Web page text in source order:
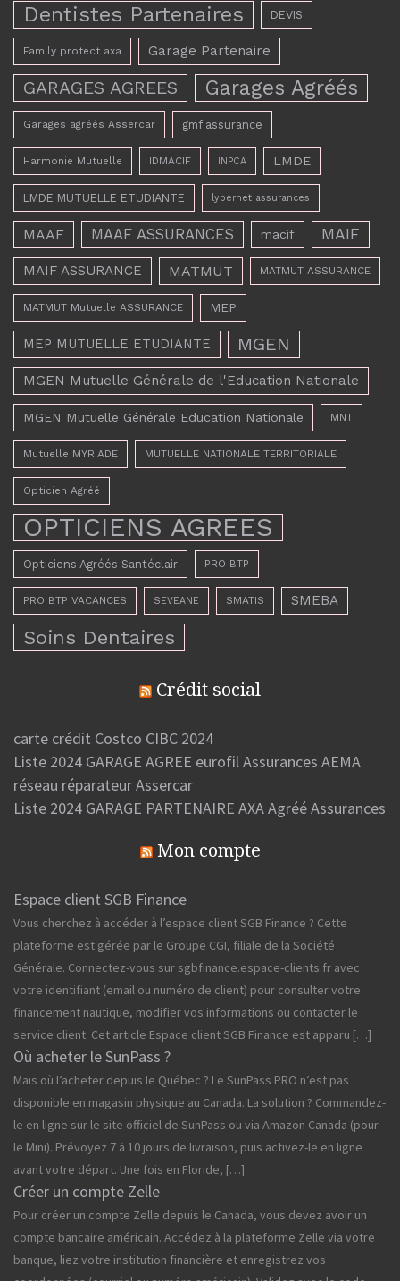
Dentistes Partenaires DEVIS
Family protect axa Garage Partenaire
GARAGES AGREES Garages Agréés
Garages agréés Assercar gmf assurance
Harmonie Mutuelle IDMACIF INPCA LMDE
LMDE MUTUELLE ETUDIANTE lybernet assurances
MAAF MAAF ASSURANCES macif MAIF
MAIF ASSURANCE MATMUT MATMUT ASSURANCE
MATMUT Mutuelle ASSURANCE MEP
MEP MUTUELLE ETUDIANTE MGEN
MGEN Mutuelle Générale de l'Education Nationale
MGEN Mutuelle Générale Education Nationale MNT
Mutuelle MYRIADE MUTUELLE NATIONALE TERRITORIALE
Opticien Agréé
OPTICIENS AGREES
Opticiens Agréés Santéclair PRO BTP
PRO BTP VACANCES SEVEANE SMATIS SMEBA
Soins Dentaires
Crédit social
carte crédit Costco CIBC 2024
Liste 2024 GARAGE AGREE eurofil Assurances AEMA
réseau réparateur Assercar
Liste 2024 GARAGE PARTENAIRE AXA Agréé Assurances
Mon compte
Espace client SGB Finance
Vous cherchez à accéder à l’espace client SGB Finance ? Cette
plateforme est gérée par le Groupe CGI, filiale de la Société
Générale. Connectez-vous sur sgbfinance.espace-clients.fr avec
votre identifiant (email ou numéro de client) pour consulter votre
financement nautique, modifier vos informations ou contacter le
service client. Cet article Espace client SGB Finance est apparu […]
Où acheter le SunPass ?
Mais où l’acheter depuis le Québec ? Le SunPass PRO n’est pas
disponible en magasin physique au Canada. La solution ? Commandez-
le en ligne sur le site officiel de SunPass ou via Amazon Canada (pour
le Mini). Prévoyez 7 à 10 jours de livraison, puis activez-le en ligne
avant votre départ. Une fois en Floride, […]
Créer un compte Zelle
Pour créer un compte Zelle depuis le Canada, vous devez avoir un
compte bancaire américain. Accédez à la plateforme Zelle via votre
banque, liez votre institution financière et enregistrez vos